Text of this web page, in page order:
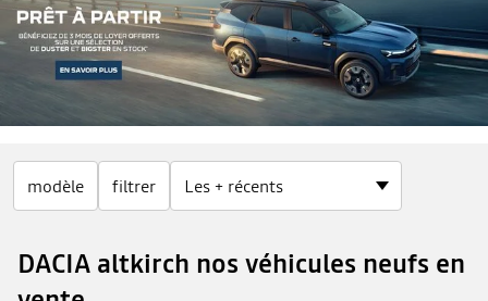
modèle filtrer
DACIA altkirch nos véhicules neufs en